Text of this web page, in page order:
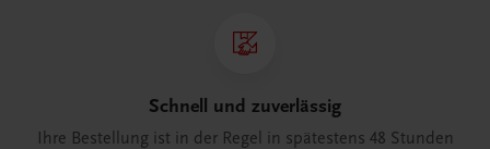
Schnell und zuverlässig
Ihre Bestellung ist in der Regel in spätestens 48 Stunden